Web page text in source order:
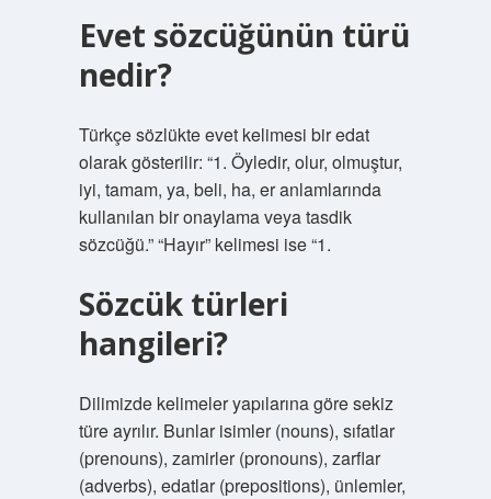
Evet sözcüğünün türü
nedir?
Türkçe sözlükte evet kelimesi bir edat
olarak gösterilir: “1. Öyledir, olur, olmuştur,
iyi, tamam, ya, beli, ha, er anlamlarında
kullanılan bir onaylama veya tasdik
sözcüğü.” “Hayır” kelimesi ise “1.
Sözcük türleri
hangileri?
Dilimizde kelimeler yapılarına göre sekiz
türe ayrılır. Bunlar isimler (nouns), sıfatlar
(prenouns), zamirler (pronouns), zarflar
(adverbs), edatlar (prepositions), ünlemler,